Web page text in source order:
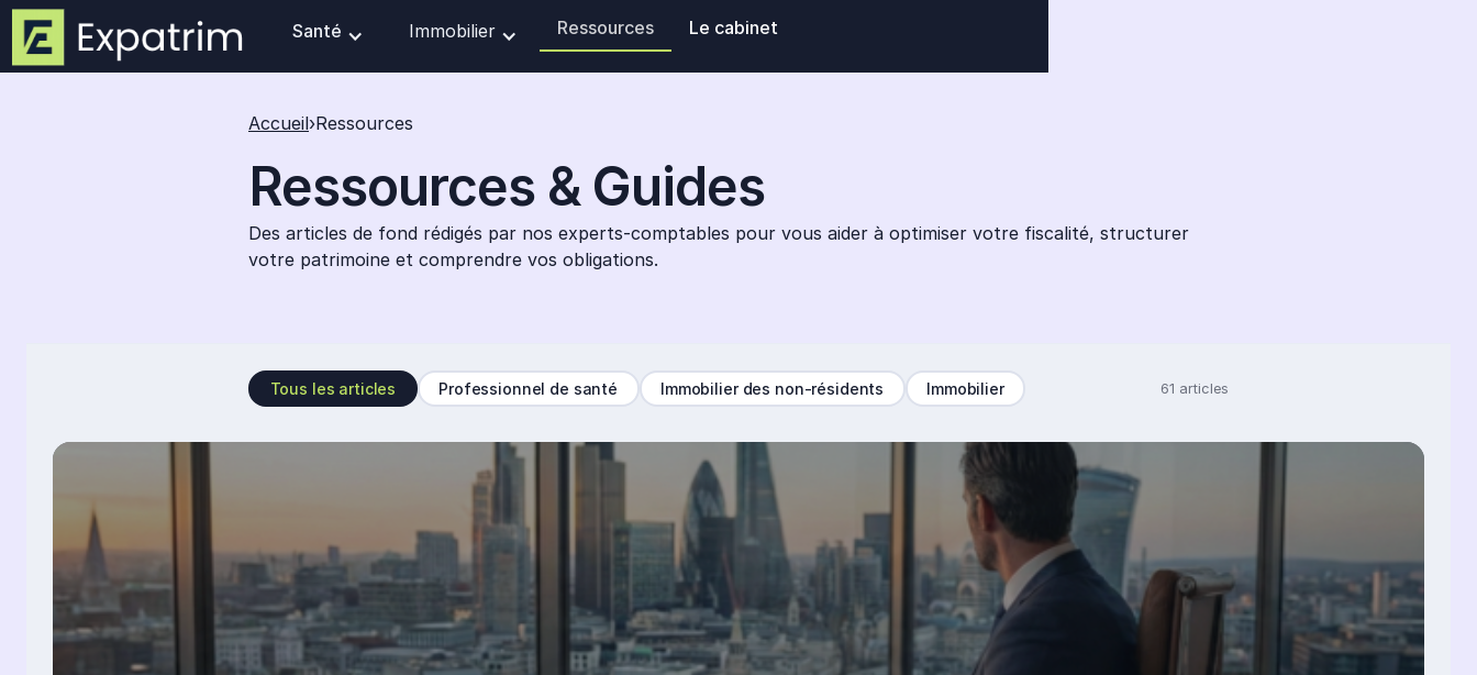
Santé Immobilier Ressources Le cabinet
Accueil›Ressources
Ressources & Guides
Des articles de fond rédigés par nos experts-comptables pour vous aider à optimiser votre fiscalité, structurer
votre patrimoine et comprendre vos obligations.
Tous les articles Professionnel de santé Immobilier des non-résidents Immobilier 61 articles